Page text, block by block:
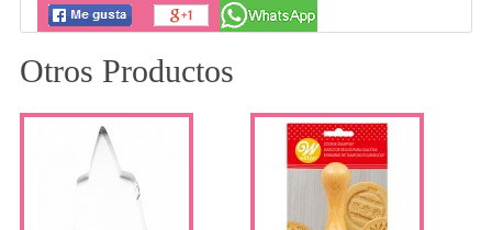
Otros Productos